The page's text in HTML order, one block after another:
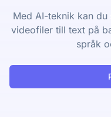
Med AI-teknik kan
videofiler till text på
språk